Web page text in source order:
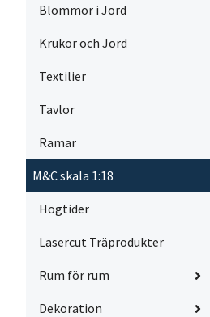
Blommor i Jord
Krukor och Jord
Textilier
Tavlor
Ramar
M&C skala 1:18
Högtider
Lasercut Träprodukter
Rum för rum
Dekoration